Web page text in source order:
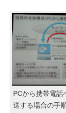
PCから携帯電話
送する場合の手